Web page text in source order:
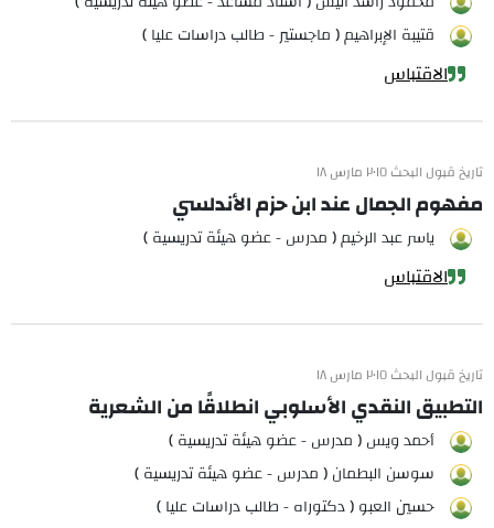
قتيبة الإبراهيم ( ماجستير - طالب دراسات عليا )
الاقتباس
تاريخ قبول البحث ٢٠١٥ مارس ١٨
مفهوم الجمال عند ابن حزم الأندلسي
ياسر عبد الرخيم ( مدرس - عضو هيئة تدريسية )
الاقتباس
تاريخ قبول البحث ٢٠١٥ مارس ١٨
التطبيق النقدي الأسلوبي انطلاقًا من الشعرية
أحمد ويس ( مدرس - عضو هيئة تدريسية )
سوسن البطمان ( مدرس - عضو هيئة تدريسية )
حسين العبو ( دكتوراه - طالب دراسات عليا )